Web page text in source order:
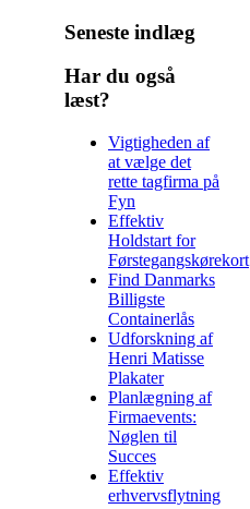
Seneste indlæg
Har du også
læst?
Vigtigheden af
at vælge det
rette tagfirma på
Fyn
Effektiv
Holdstart for
Førstegangskørekort
Find Danmarks
Billigste
Containerlås
Udforskning af
Henri Matisse
Plakater
Planlægning af
Firmaevents:
Nøglen til
Succes
Effektiv
erhvervsflytning